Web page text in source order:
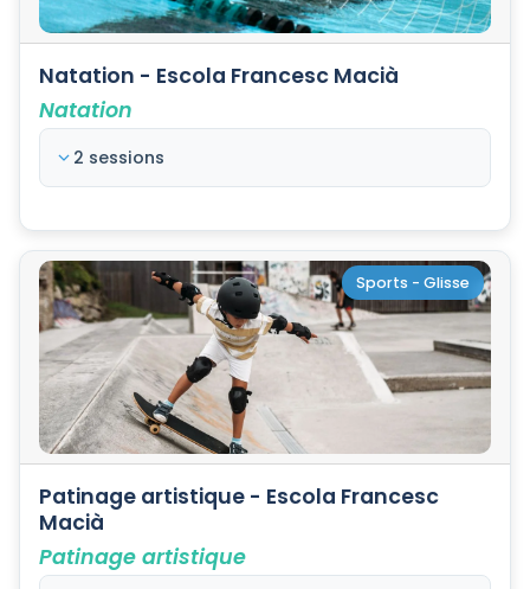
Natation - Escola Francesc Macià
Natation
2 sessions
Sports - Glisse
Patinage artistique - Escola Francesc
Macià
Patinage artistique